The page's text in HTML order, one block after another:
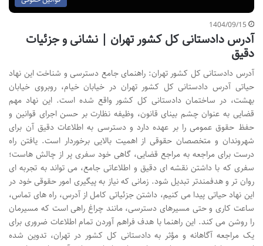
1404/09/15
آدرس دادستانی کل کشور تهران | نشانی و جزئیات
دقیق
آدرس دادستانی کل کشور تهران: راهنمای جامع دسترسی و شناخت این نهاد
حیاتی آدرس دادستانی کل کشور تهران در خیابان خیام، روبروی خیابان
بهشت، در ساختمان دادستانی کل کشور واقع شده است. این نهاد مهم
قضایی به عنوان چشم بینای قانون، وظیفه نظارت بر حسن اجرای قوانین و
حفظ حقوق عمومی را بر عهده دارد و دسترسی به اطلاعات دقیق آن برای
شهروندان و متخصصان حقوقی از اهمیت بالایی برخوردار است. یافتن راه
درست برای مراجعه به مراجع قضایی، گاهی خود سفری پر از چالش هاست؛
سفری که با داشتن نقشه ای دقیق و اطلاعاتی جامع، می تواند به تجربه ای
روان تر و هدفمندتر تبدیل شود. زمانی که نیاز به پیگیری امور حقوقی خود در
این نهاد حیاتی پیدا می کنیم، داشتن جزئیاتی کامل از آدرس، راه های تماس،
ساعت کاری و حتی مسیرهای دسترسی، مانند چراغ راهی است که مسیرمان
را روشن می کند. این راهنما با هدف فراهم آوردن تمام اطلاعات ضروری برای
یک مراجعه آگاهانه و مؤثر به دادستانی کل کشور در تهران، تدوین شده